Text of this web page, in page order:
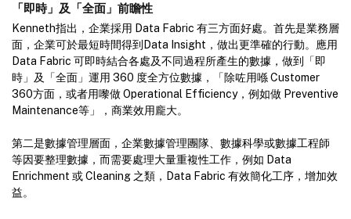
「即時」及「全面」前瞻性
Kenneth指出，企業採用 Data Fabric 有三方面好處。首先是業務層
面，企業可於最短時間得到Data Insight，做出更準確的行動。應用
Data Fabric 可即時結合各處及不同過程所產生的數據，做到「即
時」及「全面」運用 360 度全方位數據，「除咗用喺 Customer
360方面，或者用嚟做 Operational Efficiency，例如做 Preventive
Maintenance等」，商業效用龐大。
第二是數據管理層面，企業數據管理團隊、數據科學或數據工程師
等因要整理數據，而需要處理大量重複性工作，例如 Data
Enrichment 或 Cleaning 之類，Data Fabric 有效簡化工序，增加效
益。